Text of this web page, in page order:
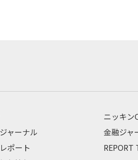
ャーナル
ポート
ニッキン
金融ジャ